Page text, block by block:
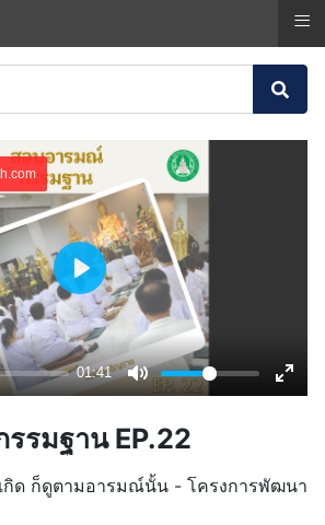
≡
รมฐาน EP.22
ด ก็ดูตามอารมณ์นั้น - โครงการพัฒนา